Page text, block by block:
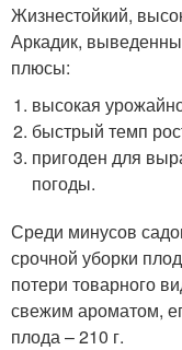
Жизнестойкий,
Аркадик,
плюсы:
высокая
быстрый темп
пригоден для
погоды.
Среди минусов
срочной уборки
потери товарного
свежим ароматом,
плода – 210 г.